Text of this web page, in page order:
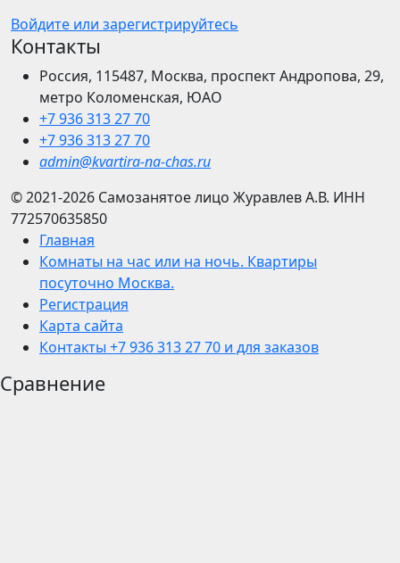
Войдите или зарегистрируйтесь
Контакты
Россия, 115487, Москва, проспект Андропова, 29,
метро Коломенская, ЮАО
+7 936 313 27 70
+7 936 313 27 70
admin@kvartira-na-chas.ru
© 2021-2026 Самозанятое лицо Журавлев А.В. ИНН
772570635850
Главная
Комнаты на час или на ночь. Квартиры
посуточно Москва.
Регистрация
Карта сайта
Контакты +7 936 313 27 70 и для заказов
Сравнение